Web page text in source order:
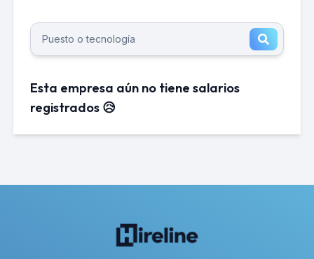
Esta empresa aún no tiene salarios
registrados 😥